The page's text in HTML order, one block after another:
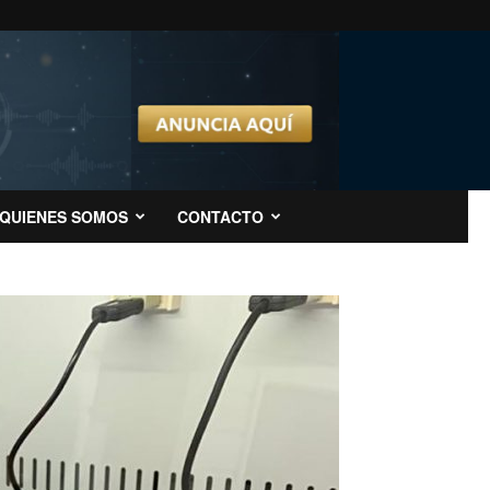
QUIENES SOMOS CONTACTO